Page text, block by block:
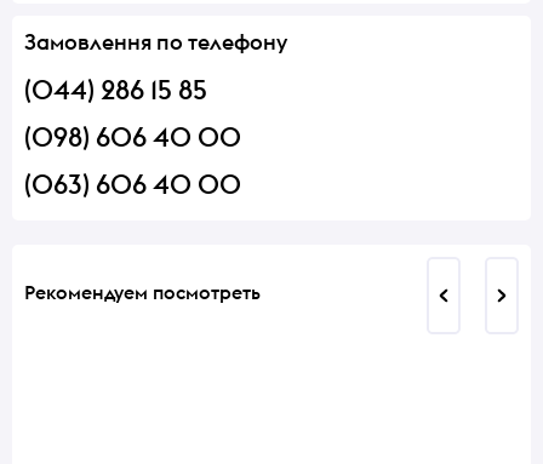
Замовлення по телефону
(044) 286 15 85
(098) 606 40 00
(063) 606 40 00
Рекомендуем посмотреть